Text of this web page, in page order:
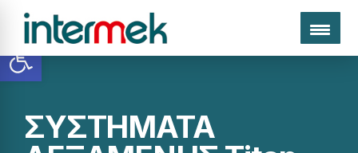
Ανοίξτε τη γραμμή εργαλείων
Μηχανήματα
Αδρανών
Μεταχειρισμένα
ΣΥΣΤΗΜΑΤΑ